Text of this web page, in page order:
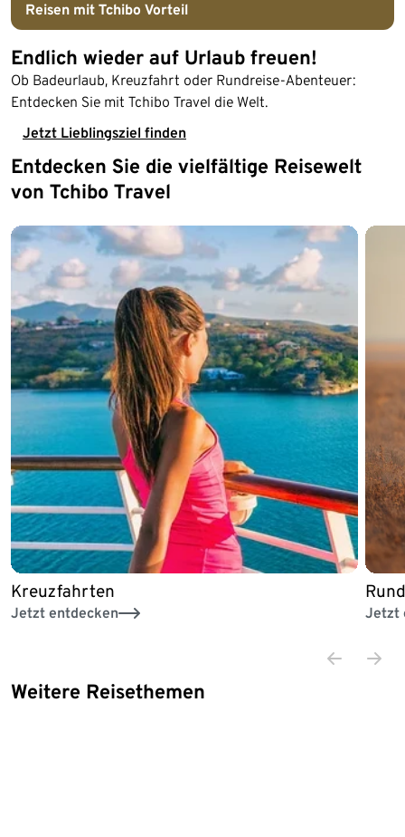
Reisen mit Tchibo Vorteil
Endlich wieder auf Urlaub freuen!
Ob Badeurlaub, Kreuzfahrt oder Rundreise-Abenteuer:
Entdecken Sie mit Tchibo Travel die Welt.
Jetzt Lieblingsziel finden
Entdecken Sie die vielfältige Reisewelt
von Tchibo Travel
Kreuzfahrten
Jetzt entdecken Jetzt
Ende der Auflistung
Weitere Reisethemen